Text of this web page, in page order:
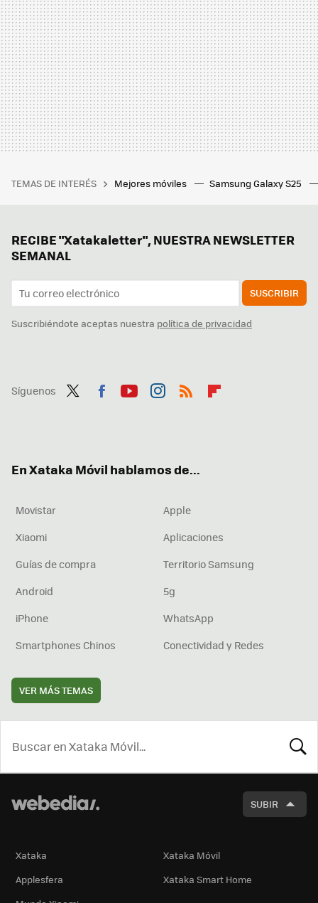
TEMAS DE INTERÉS Mejores móviles Samsung Galaxy S25
RECIBE "Xatakaletter", NUESTRA NEWSLETTER
SEMANAL
SUSCRIBIR
Suscribiéndote aceptas nuestra política de privacidad
Síguenos
En Xataka Móvil hablamos de...
Movistar
Apple
Xiaomi
Aplicaciones
Guías de compra
Territorio Samsung
Android
5g
iPhone
WhatsApp
Smartphones Chinos
Conectividad y Redes
VER MÁS TEMAS
SUBIR
Xataka
Xataka Móvil
Applesfera
Xataka Smart Home